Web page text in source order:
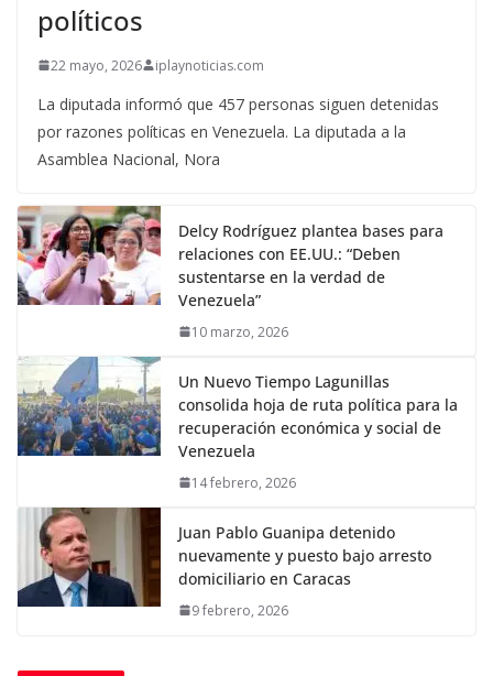
políticos
22 mayo, 2026 iplaynoticias.com
La diputada informó que 457 personas siguen detenidas
por razones políticas en Venezuela. La diputada a la
Asamblea Nacional, Nora
Delcy Rodríguez plantea bases para
relaciones con EE.UU.: “Deben
sustentarse en la verdad de
Venezuela”
10 marzo, 2026
Un Nuevo Tiempo Lagunillas
consolida hoja de ruta política para la
recuperación económica y social de
Venezuela
14 febrero, 2026
Juan Pablo Guanipa detenido
nuevamente y puesto bajo arresto
domiciliario en Caracas
9 febrero, 2026